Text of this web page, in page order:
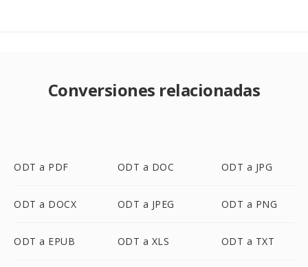
Conversiones relacionadas
ODT a PDF ODT a DOC ODT a JPG
ODT a DOCX ODT a JPEG ODT a PNG
ODT a EPUB ODT a XLS ODT a TXT